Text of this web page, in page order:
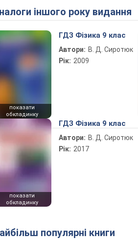
іншого року видання
показати
обкладинку
ГДЗ Фізика 9 клас
Автори: В. Д. Сиротюк
Рік: 2009
показати
обкладинку
ГДЗ Фізика 9 клас
Автори: В. Д. Сиротюк
Рік: 2017
Найбільш популярні книги